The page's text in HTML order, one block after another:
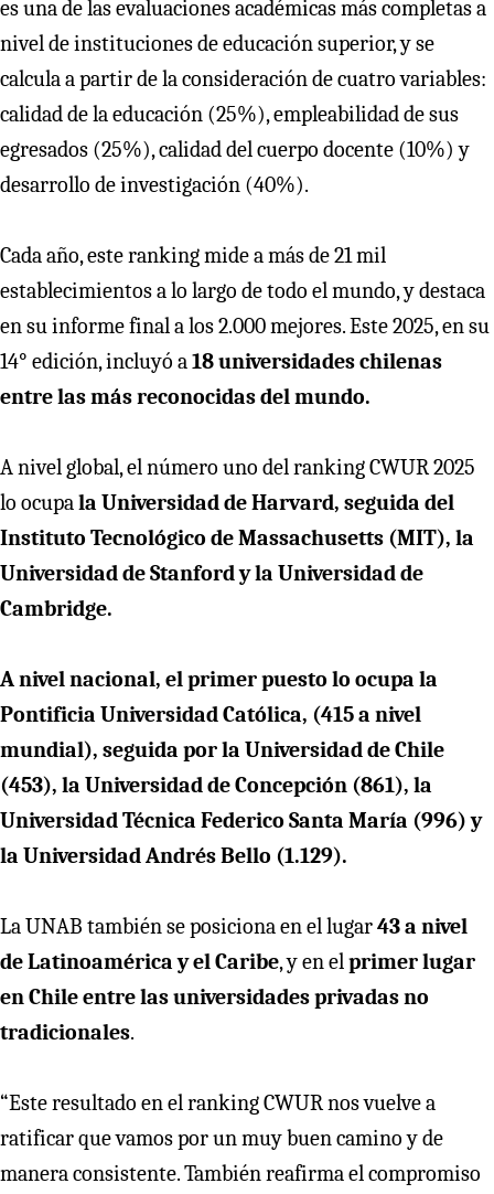
esuna de las evaluaciones académicas más completas a
nivel de instituciones de educación superior, y se
calcula a partir de la consideración de cuatro variables:
calidad de la educación (25%), empleabilidad de sus
egresados (25%), calidad del cuerpo docente (10%) y
desarrollo de investigación (40%).
Cada año, este ranking mide a más de 21 mil
establecimientos a lo largo de todo el mundo, y destaca
en su informe final a los 2.000 mejores. Este 2025, en su
14° edición, incluyó a18 universidades chilenas
entre las más reconocidas del mundo.
A nivel global, el número uno del ranking CWUR 2025
lo ocupala Universidad de Harvard, seguida del
Instituto Tecnológico de Massachusetts (MIT), la
Universidad de Stanford y la Universidad de
Cambridge.
A nivel nacional, el primer puesto lo ocupa la
Pontificia Universidad Católica, (415 a nivel
mundial), seguida por la Universidad de Chile
(453), la Universidad de Concepción (861), la
Universidad Técnica Federico Santa María (996) y
la Universidad Andrés Bello (1.129).
La UNAB también se posiciona en el lugar43 a nivel
de Latinoamérica y el Caribe, y en elprimer lugar
en Chile entre las universidades privadas no
tradicionales.
“Este resultado en el ranking CWUR nos vuelve a
ratificar que vamos por un muy buen camino y de
manera consistente. También reafirma el compromiso